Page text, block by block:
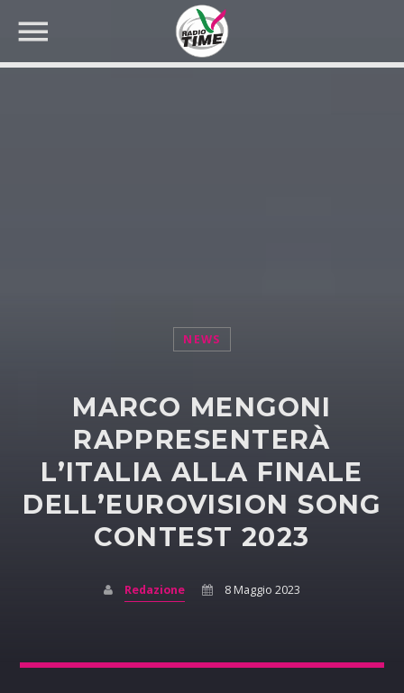
NEWS
MARCO MENGONI
RAPPRESENTERÀ
L’ITALIA ALLA FINALE
DELL’EUROVISION SONG
CONTEST 2023
Redazione 8 Maggio 2023